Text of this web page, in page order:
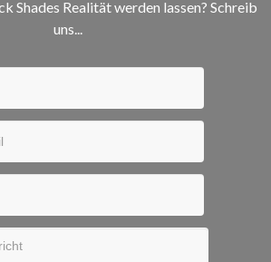
Shades Realität werden lassen? Schreib
uns...